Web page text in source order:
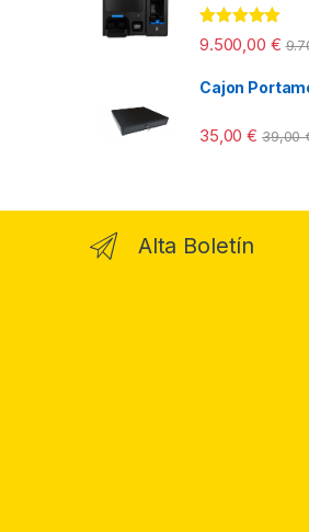
Valorado con
5.00de 5
9.500,00 €
Cajon
35,00€ 39,00
Alta Boletín